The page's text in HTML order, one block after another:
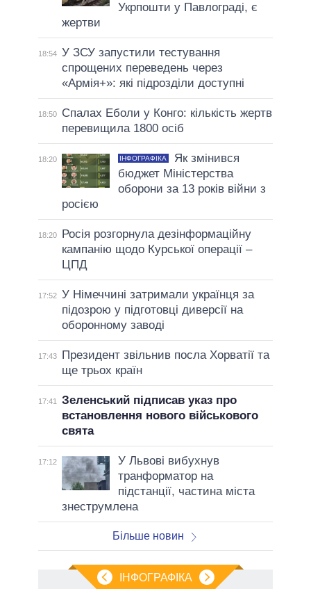
Укрпошти у Павлограді, є
жертви
18:54 У ЗСУ запустили тестування
спрощених переведень через
«Армія+»: які підрозділи доступні
18:50
Спалах Еболи у Конго: кількість жертв
перевищила 1800 осіб
18:20 ІНФОГРАФІКА
Як змінився
бюджет Міністерства
оборони за 13 років війни з
росією
18:20
Росія розгорнула дезінформаційну
кампанію щодо Курської операції –
ЦПД
17:52 У Німеччині затримали українця за
підозрою у підготовці диверсії на
оборонному заводі
17:43
Президент звільнив посла Хорватії та
ще трьох країн
17:41
Зеленський підписав указ про
встановлення нового військового
свята
17:12
У Львові вибухнув
транформатор на
підстанції, частина міста
знеструмлена
Більше новин
ІНФОГРАФІКА